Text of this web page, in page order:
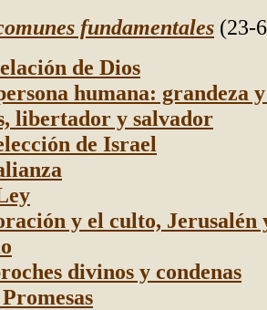
fundamentales (23-
de Dios
humana: grandeza
libertador y salvador
de Israel
y el culto, Jerusalén
divinos y condenas